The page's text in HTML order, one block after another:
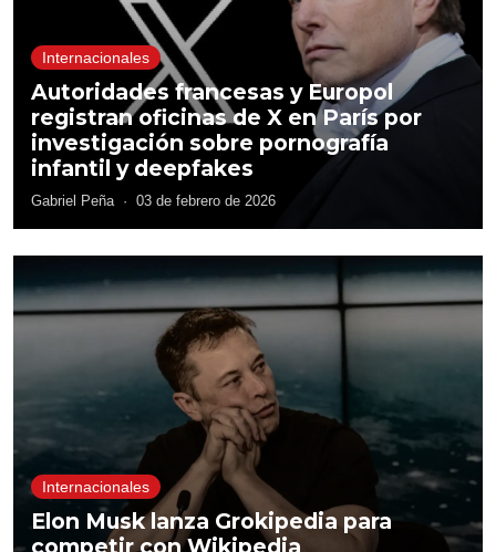
Internacionales
Autoridades francesas y Europol
registran oficinas de X en París por
investigación sobre pornografía
infantil y deepfakes
Gabriel Peña · 03 de febrero de 2026
Internacionales
Elon Musk lanza Grokipedia para
competir con Wikipedia